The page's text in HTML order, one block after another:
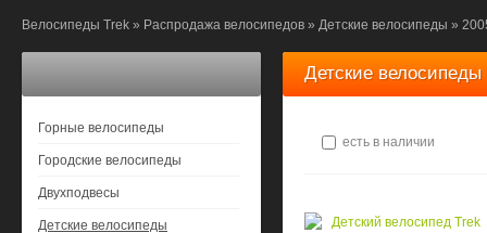
Велосипеды Trek » Распродажа велосипедов » Детские велосипеды »
Горные велосипеды
Городские велосипеды
Двухподвесы
Детские велосипеды
Детские велосипеды
есть в наличии